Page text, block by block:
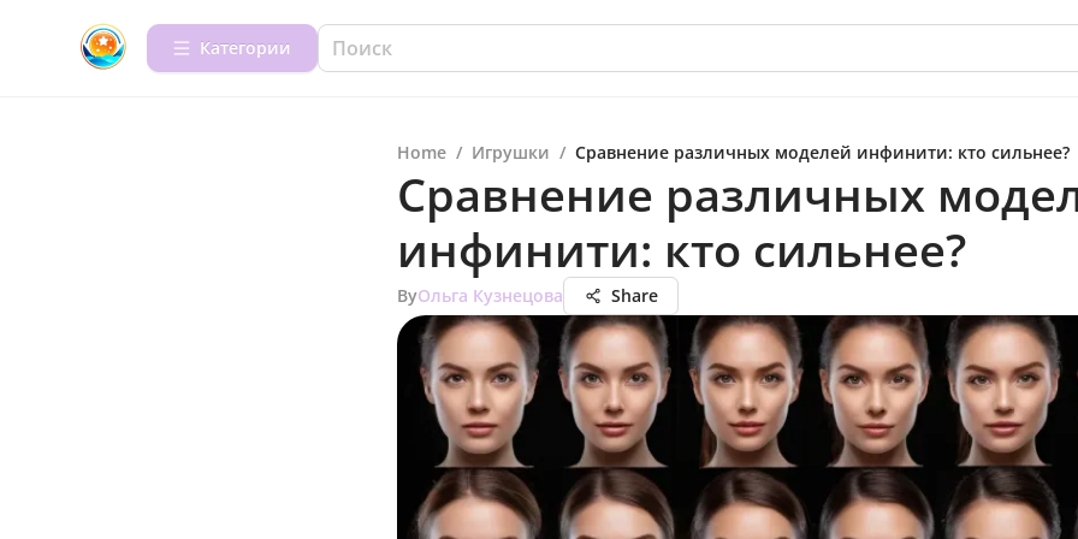
Категории
Home / Игрушки / Сравнение различных моделей инфинити: кто сильнее?
Сравнение различных
инфинити: кто сильнее?
ByОльга Кузнецова Share